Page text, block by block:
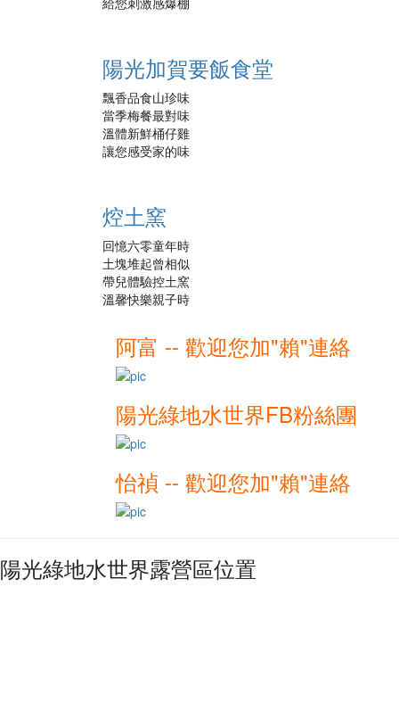
陽光加賀要飯食堂
飄香品食山珍味
當季梅餐最對味
溫體新鮮桶仔雞
讓您感受家的味
焢土窯
回憶六零童年時
土塊堆起曾相似
帶兒體驗控土窯
溫馨快樂親子時
阿富 -- 歡迎您加"賴"連絡
陽光綠地水世界FB粉絲團
怡禎 -- 歡迎您加"賴"連絡
陽光綠地水世界露營區位置